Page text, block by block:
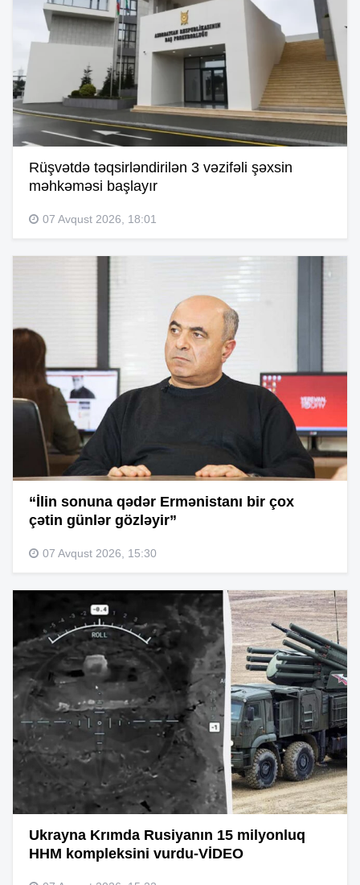
Rüşvətdə təqsirləndirilən 3 vəzifəli şəxsin
məhkəməsi başlayır
07 Avqust 2026, 18:01
“İlin sonuna qədər Ermənistanı bir çox
çətin günlər gözləyir”
07 Avqust 2026, 15:30
Ukrayna Krımda Rusiyanın 15 milyonluq
HHM kompleksini vurdu-VİDEO